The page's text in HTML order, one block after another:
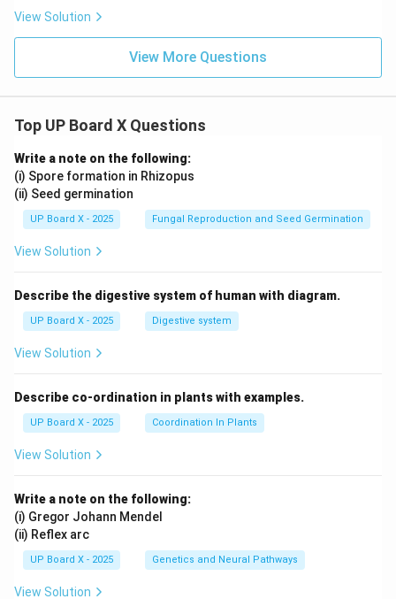
View Solution
View More Questions
Top UP Board X Questions
Write a note on the following:
(i) Spore formation in Rhizopus
(ii) Seed germination
UP Board X - 2025 Fungal Reproduction and Seed Germination
View Solution
Describe the digestive system of human with diagram.
UP Board X - 2025 Digestive system
View Solution
Describe co-ordination in plants with examples.
UP Board X - 2025 Coordination In Plants
View Solution
Write a note on the following:
(i) Gregor Johann Mendel
(ii) Reflex arc
UP Board X - 2025 Genetics and Neural Pathways
View Solution